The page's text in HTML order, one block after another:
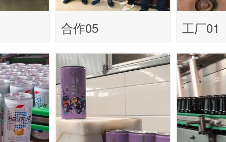
合作05 工厂01